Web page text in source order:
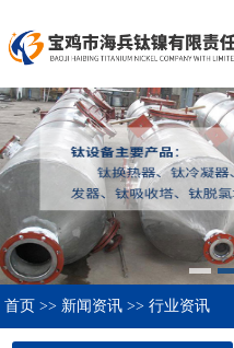
首页 >> 新闻资讯 >> 行业资讯